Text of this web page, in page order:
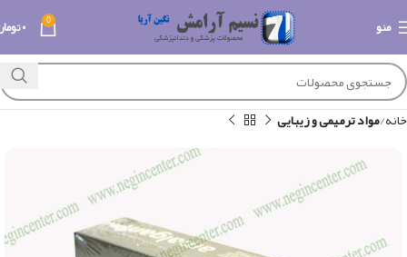
منو 0 ۰
خانه مواد ترمیمی و زیبایی